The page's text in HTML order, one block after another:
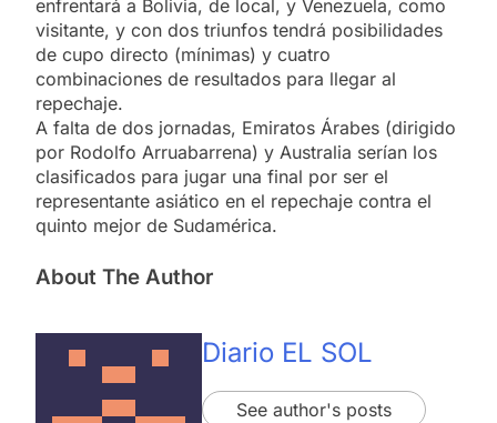
enfrentará a Bolivia, de local, y Venezuela, como
visitante, y con dos triunfos tendrá posibilidades
de cupo directo (mínimas) y cuatro
combinaciones de resultados para llegar al
repechaje.
A falta de dos jornadas, Emiratos Árabes (dirigido
por Rodolfo Arruabarrena) y Australia serían los
clasificados para jugar una final por ser el
representante asiático en el repechaje contra el
quinto mejor de Sudamérica.
About The Author
Diario EL SOL
See author's posts